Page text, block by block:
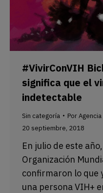
#VivirConVIH
significa que el
indetectable
Sin categoría Por
20 septiembre, 2018
En julio de este
Organización
confirmaron lo que
una persona VIH+